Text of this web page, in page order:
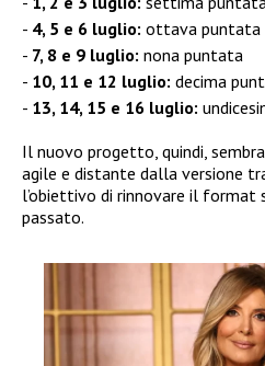
4, 5 e 6 luglio: ottava puntata
7, 8 e 9 luglio: nona puntata
10, 11 e 12 luglio: decima
13, 14, 15 e 16 luglio:
Il nuovo progetto, quindi,
agile e distante dalla versione
l’obiettivo di rinnovare il format
passato.